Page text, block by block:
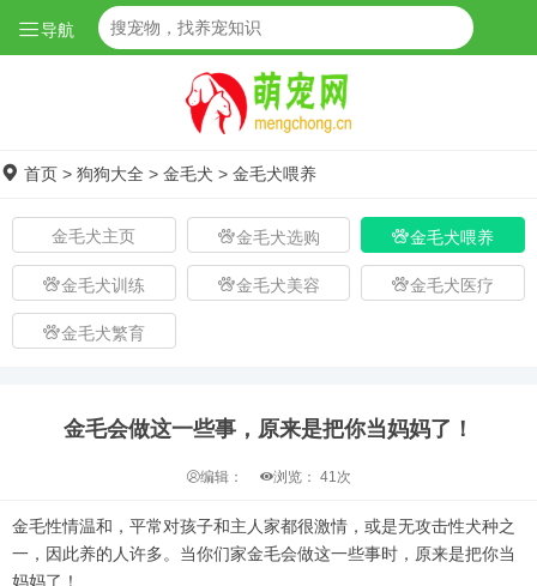
导航
首页 > 狗狗大全 > 金毛犬 > 金毛犬喂养
金毛犬主页 金毛犬选购 金毛犬喂养
金毛犬训练 金毛犬美容 金毛犬医疗
金毛犬繁育
金毛会做这一些事，原来是把你当妈妈了！
编辑： 浏览： 41次
金毛性情温和，平常对孩子和主人家都很激情，或是无攻击性犬种之
一，因此养的人许多。当你们家金毛会做这一些事时，原来是把你当
妈妈了！